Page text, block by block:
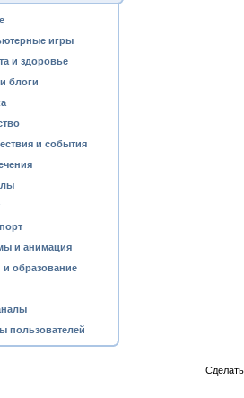
игры
и здоровье
блоги
и события
и анимация
и образование
пользователей